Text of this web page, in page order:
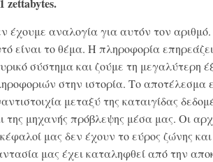
zettabytes.
έχουμε αναλογία για αυτόν τον
είναι το θέμα. Η πληροφορία
σύστημα και ζούμε τη μεγαλύτερη
στην ιστορία. Το αποτέλεσμα
μεταξύ της καταιγίδας
της μηχανής πρόβλεψης μέσα μας. Οι
μας δεν έχουν το εύρος ζώνης
μας έχει καταληφθεί από την